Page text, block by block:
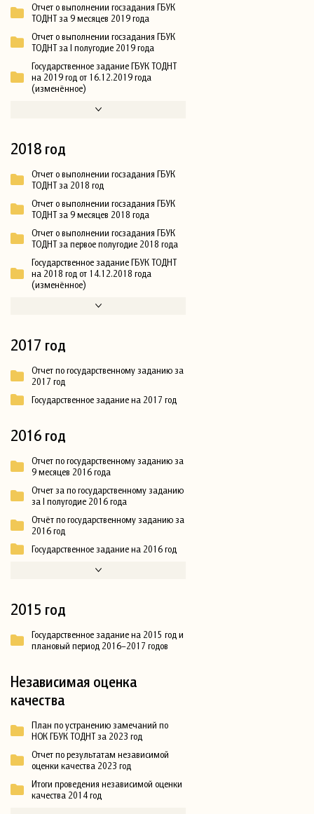
Отчет о выполнении госзадания ГБУК
ТОДНТ за 9 месяцев 2019 года
Отчет о выполнении госзадания ГБУК
ТОДНТ за I полугодие 2019 года
Государственное задание ГБУК ТОДНТ
на 2019 год от 16.12.2019 года
(изменённое)
2018 год
Отчет о выполнении госзадания ГБУК
ТОДНТ за 2018 год
Отчет о выполнении госзадания ГБУК
ТОДНТ за 9 месяцев 2018 года
Отчет о выполнении госзадания ГБУК
ТОДНТ за первое полугодие 2018 года
Государственное задание ГБУК ТОДНТ
на 2018 год от 14.12.2018 года
(изменённое)
2017 год
Отчет по государственному заданию за
2017 год
Государственное задание на 2017 год
2016 год
Отчет по государственному заданию за
9 месяцев 2016 года
Отчет за по государственному заданию
за I полугодие 2016 года
Отчёт по государственному заданию за
2016 год
Государственное задание на 2016 год
2015 год
Государственное задание на 2015 год и
плановый период 2016–2017 годов
Независимая оценка
качества
План по устранению замечаний по
НОК ГБУК ТОДНТ за 2023 год
Отчет по результатам независимой
оценки качества 2023 год
Итоги проведения независимой оценки
качества 2014 год